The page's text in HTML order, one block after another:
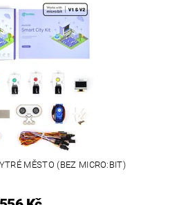
MĚSTO (BEZ MICRO:BIT)